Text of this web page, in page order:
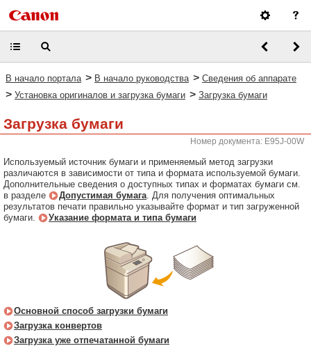
В начало портала > В начало руководства > Сведения об аппарате
> Установка оригиналов и загрузка бумаги > Загрузка бумаги
Загрузка бумаги
Номер документа: E95J-00W
Используемый источник бумаги и применяемый метод загрузки
различаются в зависимости от типа и формата используемой бумаги.
Дополнительные сведения о доступных типах и форматах бумаги см.
в разделе
Допустимая бумага. Для получения оптимальных
результатов печати правильно указывайте формат и тип загруженной
бумаги.
Указание формата и типа бумаги
Основной способ загрузки бумаги
Загрузка конвертов
Загрузка уже отпечатанной бумаги